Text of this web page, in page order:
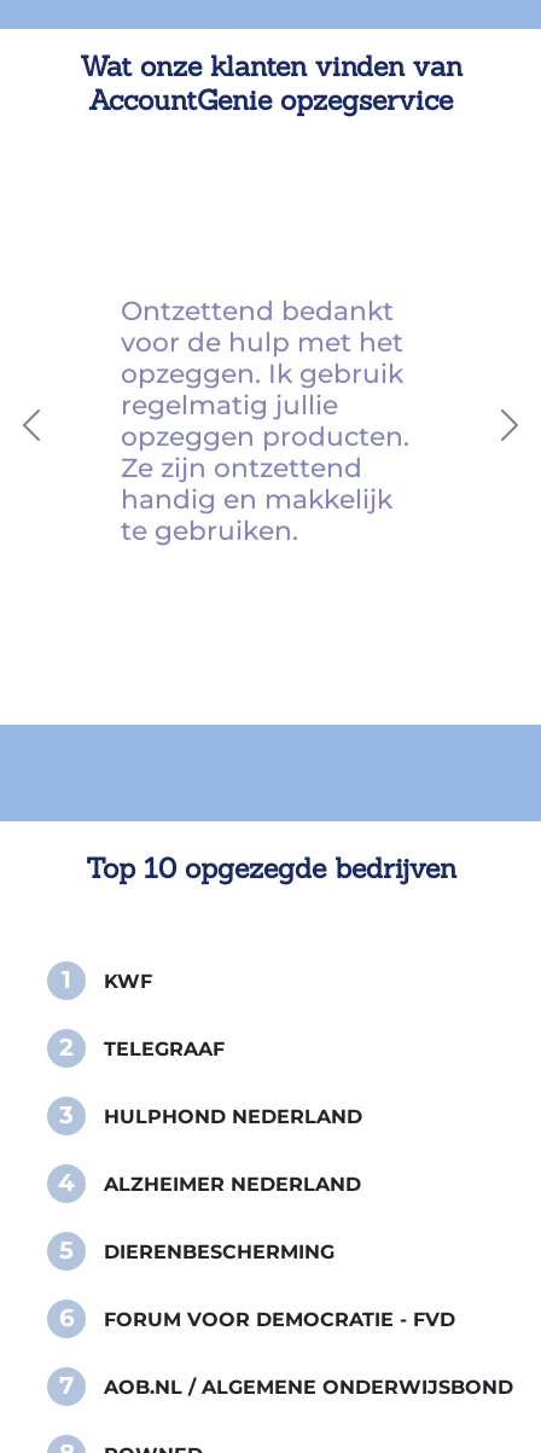
Wat onze klanten vinden van
AccountGenie opzegservice
Previous
Ontzettend bedankt
voor de hulp met het
opzeggen. Ik gebruik
regelmatig jullie
opzeggen producten.
Ze zijn ontzettend
handig en makkelijk
te gebruiken.
Top 10 opgezegde bedrijven
1 KWF
2 TELEGRAAF
3 HULPHOND NEDERLAND
4 ALZHEIMER NEDERLAND
5 DIERENBESCHERMING
6 FORUM VOOR DEMOCRATIE - FVD
7 AOB.NL / ALGEMENE ONDERWIJSBOND